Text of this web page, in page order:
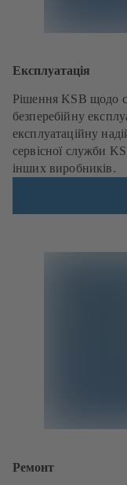
Експлуатація
Рішення KSB щодо
безперебійну
експлуатаційну
сервісної служби
інших виробників.
Ремонт